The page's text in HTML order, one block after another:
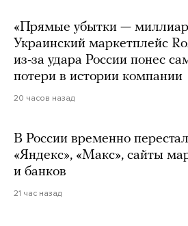
«Прямые убытки —
Украинский маркетплейс
из-за удара России понес
потери в истории компании
20 часов назад
В России временно
«Яндекс», «Макс», сайты
и банков
21 час назад